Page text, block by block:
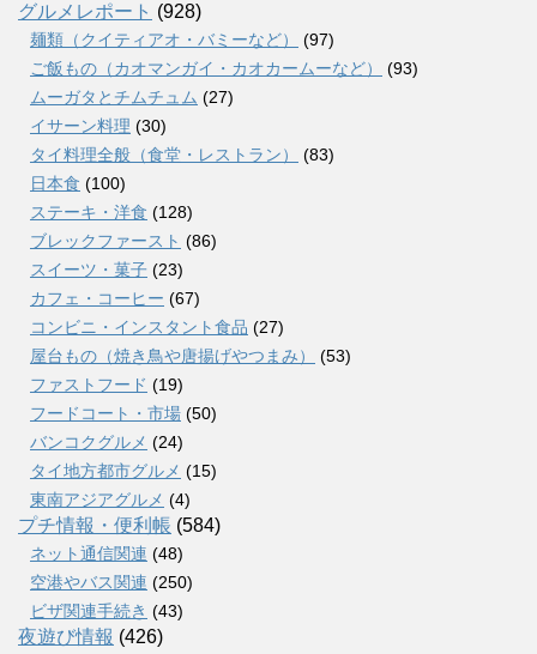
グルメレポート (928)
麺類（クイティアオ・バミーなど）
(97)
ご飯もの（カオマンガイ・カオカームーなど）
(93)
ムーガタとチムチュム (27)
イサーン料理 (30)
タイ料理全般（食堂・レストラン）
(83)
日本食 (100)
ステーキ・洋食 (128)
ブレックファースト (86)
スイーツ・菓子 (23)
カフェ・コーヒー (67)
コンビニ・インスタント食品 (27)
屋台もの（焼き鳥や唐揚げやつまみ）
(53)
ファストフード (19)
フードコート・市場 (50)
バンコクグルメ (24)
タイ地方都市グルメ (15)
東南アジアグルメ (4)
プチ情報・便利帳 (584)
ネット通信関連 (48)
空港やバス関連 (250)
ビザ関連手続き (43)
夜遊び情報 (426)